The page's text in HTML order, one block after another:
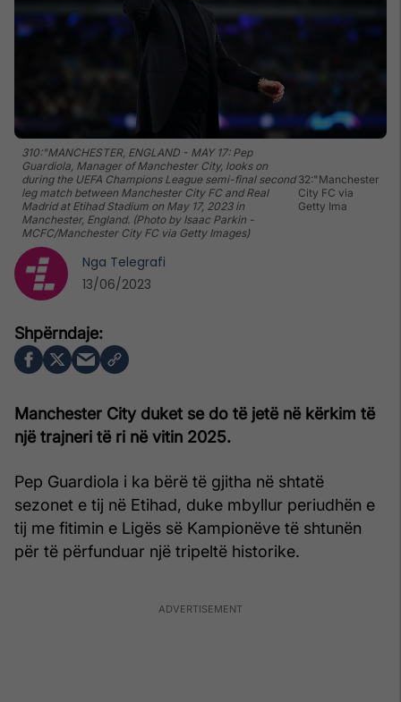
310:"MANCHESTER, ENGLAND - MAY 17: Pep
Guardiola, Manager of Manchester City, looks on
during the UEFA Champions League semi-final second
leg match between Manchester City FC and Real
Madrid at Etihad Stadium on May 17, 2023 in
Manchester, England. (Photo by Isaac Parkin -
MCFC/Manchester City FC via Getty Images)
32:"Manchester
City FC via
Getty Ima
Manchester City duket se do të jetë në kërkim të
një trajneri të ri në vitin 2025.
Pep Guardiola i ka bërë të gjitha në shtatë
sezonet e tij në Etihad, duke mbyllur periudhën e
tij me fitimin e Ligës së Kampionëve të shtunën
për të përfunduar një tripeltë historike.
Nga Telegrafi
13/06/2023